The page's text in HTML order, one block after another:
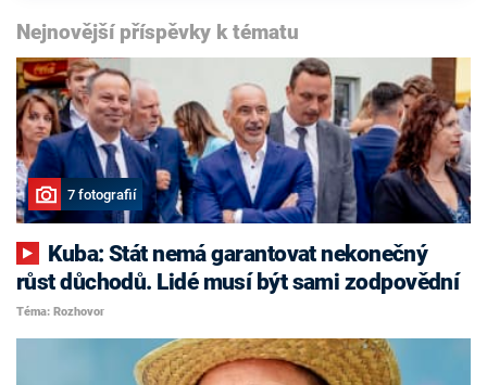
Nejnovější příspěvky k tématu
7 fotografií
růst důchodů. Lidé musí být sami zodpovědní
Téma: Rozhovor